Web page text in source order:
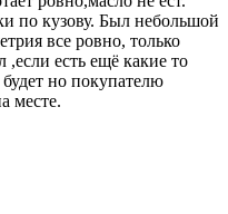
по кузову. Был небольшой
все ровно, только
есть ещё какие то
но покупателю
месте.